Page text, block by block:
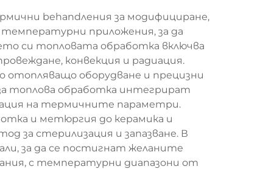
behandления за модифициране,
температурни приложения, за да
си топловата обработка включва
конвекция и радиация.
отопляващо оборудване и прецизни
топлова обработка интегрират
на термичните параметри.
и метюргия до керамика и
за стерилизация и запазване. В
за да се постигнат желаните
с температурни диапазони от